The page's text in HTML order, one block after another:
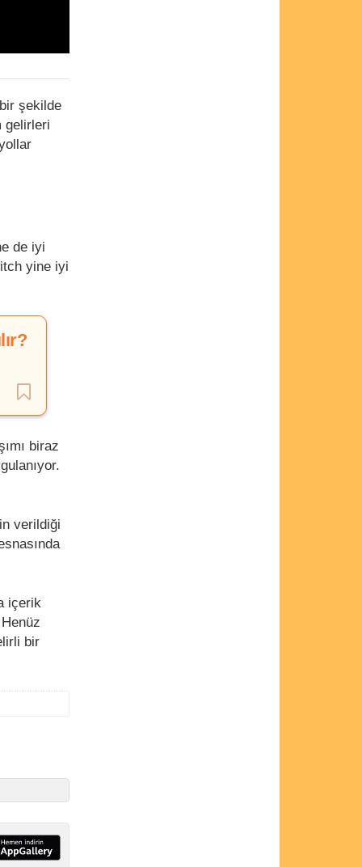
şekilde
gelirleri
de iyi
yine iyi
biraz
verildiği
içerik
bir